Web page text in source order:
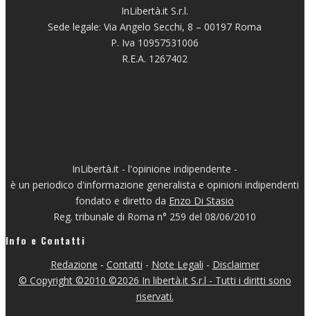
InLibertà.it S.r.l.
Sede legale: Via Angelo Secchi, 8 – 00197 Roma
P. Iva 10957531006
R.E.A. 1267402
InLibertà.it - l'opinione indipendente -
è un periodico d'informazione generalista e opinioni indipendenti
fondato e diretto da Enzo Di Stasio
Reg. tribunale di Roma n° 259 del 08/06/2010
Info e Contatti
Redazione - Contatti - Note Legali - Disclaimer
© Copyright ©2010 ©2026 In libertà.it S.r.l - Tutti i diritti sono
riservati.